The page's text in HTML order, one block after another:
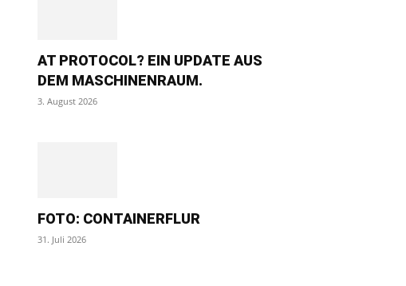
AT PROTOCOL? EIN UPDATE AUS
DEM MASCHINENRAUM.
3. August 2026
FOTO: CONTAINERFLUR
31. Juli 2026